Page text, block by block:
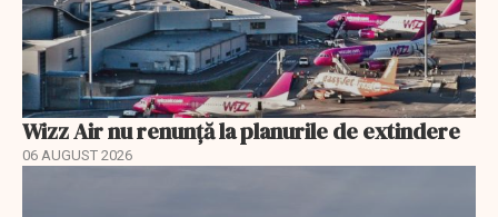
Wizz Air nu renunță la planurile de extindere
06 AUGUST 2026